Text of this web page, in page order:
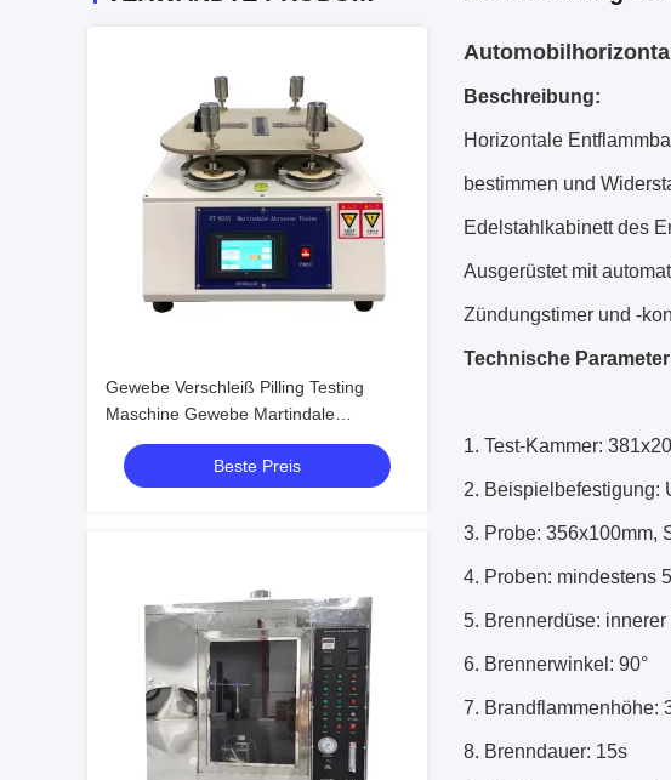
Gewebe Verschleiß Pilling Testing
Maschine Gewebe Martindale
Abrasions Tester Preis
Beste Preis
Beschreibung:
Horizontale
bestimmen und
Edelstahlkabinett des
Ausgerüstet mit
Zündungstimer und -
Technische
1. Test-Kammer:
2. Beispielbefestigung:
3. Probe: 356x100mm,
4. Proben: mindestens
5. Brennerdüse:
6. Brennerwinkel: 90°
7. Brandflammenhöhe:
8. Brenndauer: 15s